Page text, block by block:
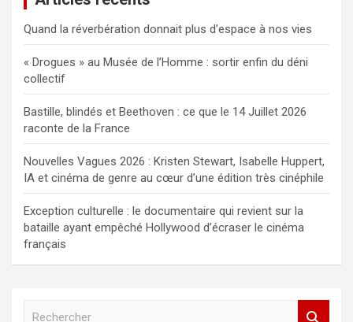
Quand la réverbération donnait plus d’espace à nos vies
« Drogues » au Musée de l’Homme : sortir enfin du déni
collectif
Bastille, blindés et Beethoven : ce que le 14 Juillet 2026
raconte de la France
Nouvelles Vagues 2026 : Kristen Stewart, Isabelle Huppert,
IA et cinéma de genre au cœur d’une édition très cinéphile
Exception culturelle : le documentaire qui revient sur la
bataille ayant empêché Hollywood d’écraser le cinéma
français